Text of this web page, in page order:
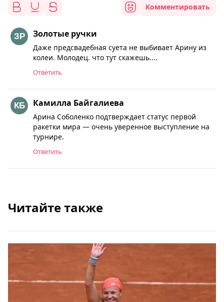
Комментировать
Золотые ручки
Даже предсвадебная суета не выбивает Арину из
колеи. Молодец. что тут скажешь....
Ответить
Камилла Байгалиева
Арина Соболенко подтверждает статус первой
ракетки мира — очень уверенное выступление на
турнире.
Ответить
Читайте также